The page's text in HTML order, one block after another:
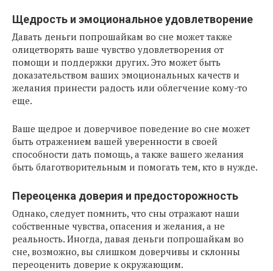
Щедрость и эмоциональное удовлетворение
Давать деньги попрошайкам во сне может также
олицетворять ваше чувство удовлетворения от
помощи и поддержки других. Это может быть
доказательством ваших эмоциональных качеств и
желания принести радость или облегчение кому-то
еще.
Ваше щедрое и доверчивое поведение во сне может
быть отражением вашей уверенности в своей
способности дать помощь, а также вашего желания
быть благотворительным и помогать тем, кто в нужде.
Переоценка доверия и предосторожность
Однако, следует помнить, что сны отражают наши
собственные чувства, опасения и желания, а не
реальность. Иногда, давая деньги попрошайкам во
сне, возможно, вы слишком доверчивы и склонны
переоценить доверие к окружающим.